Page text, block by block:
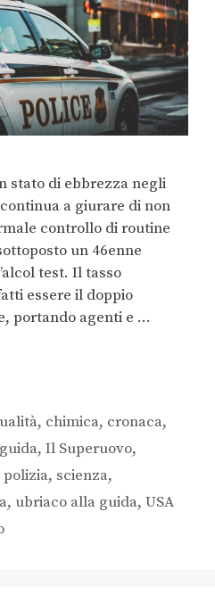
stato di ebbrezza negli
a giurare di non
controllo di routine
un 46enne
test. Il tasso
essere il doppio
portando agenti e …
, chimica, cronaca,
guida, Il Superuovo,
polizia, scienza,
, ubriaco alla guida, USA